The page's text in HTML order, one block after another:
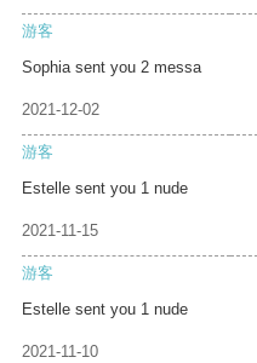
游客
Sophia sent you 2 messa
2021-12-02
游客
Estelle sent you 1 nude
2021-11-15
游客
Estelle sent you 1 nude
2021-11-10